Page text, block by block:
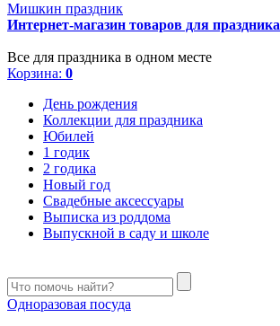
Мишкин праздник
Интернет-магазин товаров для праздника
Все для праздника в одном месте
Корзина: 0
День рождения
Коллекции для праздника
Юбилей
1 годик
2 годика
Новый год
Свадебные аксессуары
Выписка из роддома
Выпускной в саду и школе
Одноразовая посуда